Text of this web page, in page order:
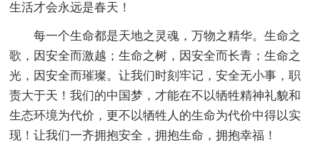
生活才会永远是春天！
每一个生命都是天地之灵魂，万物之精华。生命之
歌，因安全而激越；生命之树，因安全而长青；生命之
光，因安全而璀璨。让我们时刻牢记，安全无小事，职
责大于天！我们的中国梦，才能在不以牺牲精神礼貌和
生态环境为代价，更不以牺牲人的生命为代价中得以实
现！让我们一齐拥抱安全，拥抱生命，拥抱幸福！